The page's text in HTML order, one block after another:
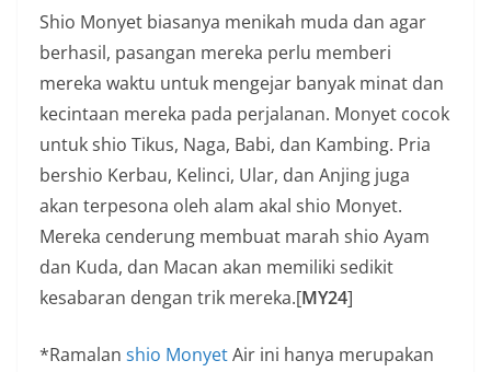
Shio Monyet biasanya menikah muda dan agar
berhasil, pasangan mereka perlu memberi
mereka waktu untuk mengejar banyak minat dan
kecintaan mereka pada perjalanan. Monyet cocok
untuk shio Tikus, Naga, Babi, dan Kambing. Pria
bershio Kerbau, Kelinci, Ular, dan Anjing juga
akan terpesona oleh alam akal shio Monyet.
Mereka cenderung membuat marah shio Ayam
dan Kuda, dan Macan akan memiliki sedikit
kesabaran dengan trik mereka.[MY24]
*Ramalan shio MonyetAir ini hanya merupakan